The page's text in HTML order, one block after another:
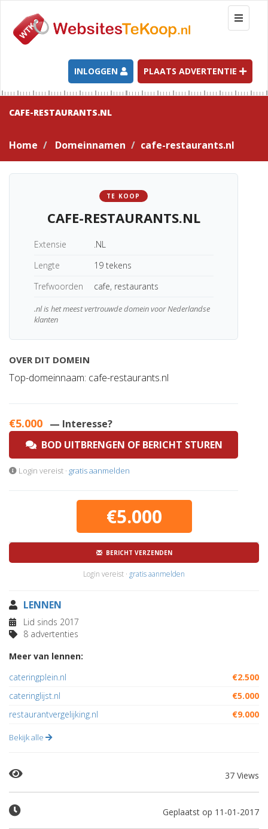
T
o
g
l
e
n
a
t
INLOGGEN PLAATS ADVERTENTIE
CAFE-RESTAURANTS.NL
Home Domeinnamen cafe-restaurants.nl
TE KOOP
CAFE-RESTAURANTS.NL
Extensie
.NL
Lengte
19 tekens
Trefwoorden
cafe, restaurants
.nl is het meest vertrouwde domein voor Nederlandse
klanten
OVER DIT DOMEIN
Top-domeinnaam: cafe-restaurants.nl
€5.000 — Interesse?
BOD UITBRENGEN OF BERICHT STUREN
Login vereist · gratis aanmelden
€5.000
BERICHT VERZENDEN
Login vereist · gratis aanmelden
LENNEN
Lid sinds 2017
8 advertenties
Meer van lennen:
cateringplein.nl
€2.500
cateringlijst.nl
€5.000
restaurantvergelijking.nl
€9.000
Bekijk alle
37 Views
Geplaatst op 11-01-2017